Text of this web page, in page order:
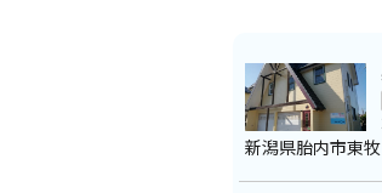
新潟県胎内市東